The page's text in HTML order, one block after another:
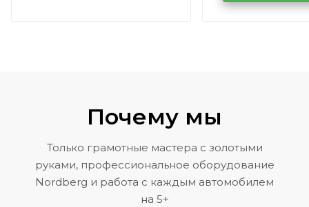
Volkswagen
Почему мы
Только грамотные мастера с золотыми
руками, профессиональное оборудование
Nordberg и работа с каждым автомобилем
на 5+